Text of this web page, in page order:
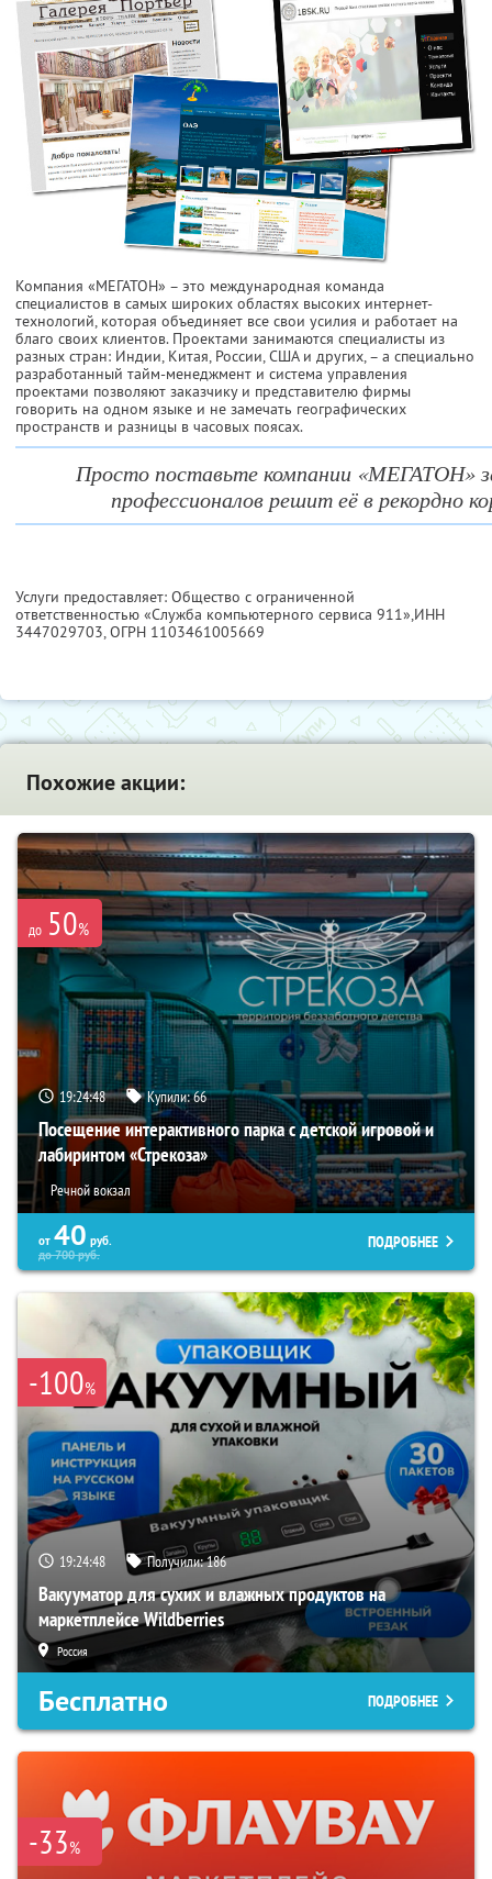
Компания «МЕГАТОН» – это международная команда
специалистов в самых широких областях высоких интернет-
технологий, которая объединяет все свои усилия и работает на
благо своих клиентов. Проектами занимаются специалисты из
разных стран: Индии, Китая, России, США и других, – а специально
разработанный тайм-менеджмент и система управления
проектами позволяют заказчику и представителю фирмы
говорить на одном языке и не замечать географических
пространств и разницы в часовых поясах.
Просто поставьте компании «МЕГАТОН»
профессионалов решит её в рекордно
Услуги предоставляет: Общество с ограниченной
ответственностью «Служба компьютерного сервиса 911»,ИНН
3447029703, ОГРН 1103461005669
Похожие акции:
до 50%
19:24:47 Купили:66
Посещение интерактивного парка с детской игровой и
лабиринтом «Стрекоза»
Речной вокзал
от 40 руб.
до700руб.
ПОДРОБНЕЕ
-100%
19:24:47 Получили:186
Вакууматор для сухих и влажных продуктов на
маркетплейсе Wildberries
Россия
Бесплатно ПОДРОБНЕЕ
-33%